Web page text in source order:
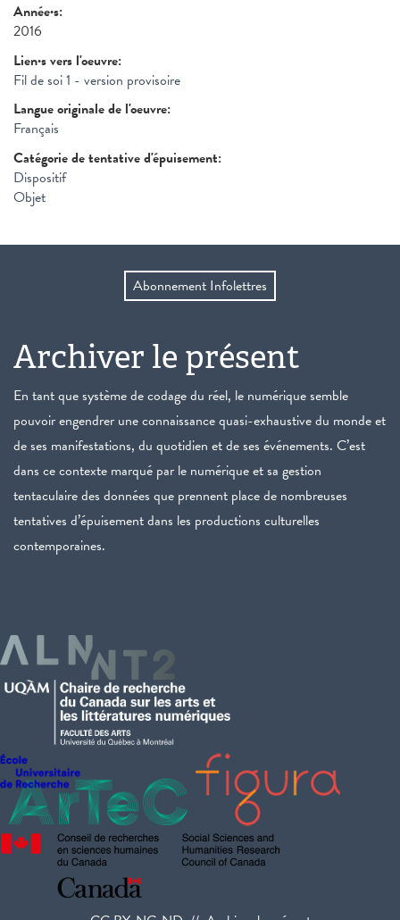
Année·s:
2016
Lien·s vers l'oeuvre:
Fil de soi 1 - version provisoire
Langue originale de l'oeuvre:
Français
Catégorie de tentative d'épuisement:
Dispositif
Objet
Abonnement Infolettres
Archiver le présent
En tant que système de codage du réel, le numérique semble
pouvoir engendrer une connaissance quasi-exhaustive du monde et
de ses manifestations, du quotidien et de ses événements. C’est
dans ce contexte marqué par le numérique et sa gestion
tentaculaire des données que prennent place de nombreuses
tentatives d’épuisement dans les productions culturelles
contemporaines.